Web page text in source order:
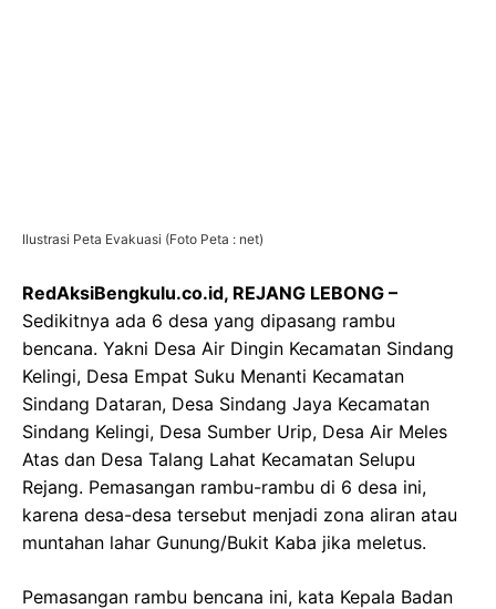
Ilustrasi Peta Evakuasi (Foto Peta : net)
RedAksiBengkulu.co.id, REJANG LEBONG –
Sedikitnya ada 6 desa yang dipasang rambu
bencana. Yakni Desa Air Dingin Kecamatan Sindang
Kelingi, Desa Empat Suku Menanti Kecamatan
Sindang Dataran, Desa Sindang Jaya Kecamatan
Sindang Kelingi, Desa Sumber Urip, Desa Air Meles
Atas dan Desa Talang Lahat Kecamatan Selupu
Rejang. Pemasangan rambu-rambu di 6 desa ini,
karena desa-desa tersebut menjadi zona aliran atau
muntahan lahar Gunung/Bukit Kaba jika meletus.
Pemasangan rambu bencana ini, kata Kepala Badan